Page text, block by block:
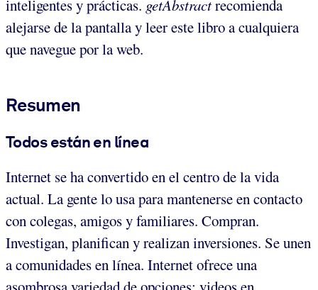
inteligentes y prácticas. getAbstractrecomienda
alejarse de la pantalla y leer este libro a cualquiera
que navegue por la web.
Resumen
Todos están en línea
Internet se ha convertido en el centro de la vida
actual. La gente lo usa para mantenerse en contacto
con colegas, amigos y familiares. Compran.
Investigan, planifican y realizan inversiones. Se unen
a comunidades en línea. Internet ofrece una